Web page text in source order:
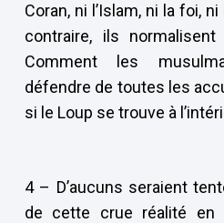
Coran, ni l’Islam, ni la foi,
contraire, ils normalisent
Comment les
défendre de toutes les
si le Loup se trouve à
4 – D’aucuns seraient
de cette crue réalité en